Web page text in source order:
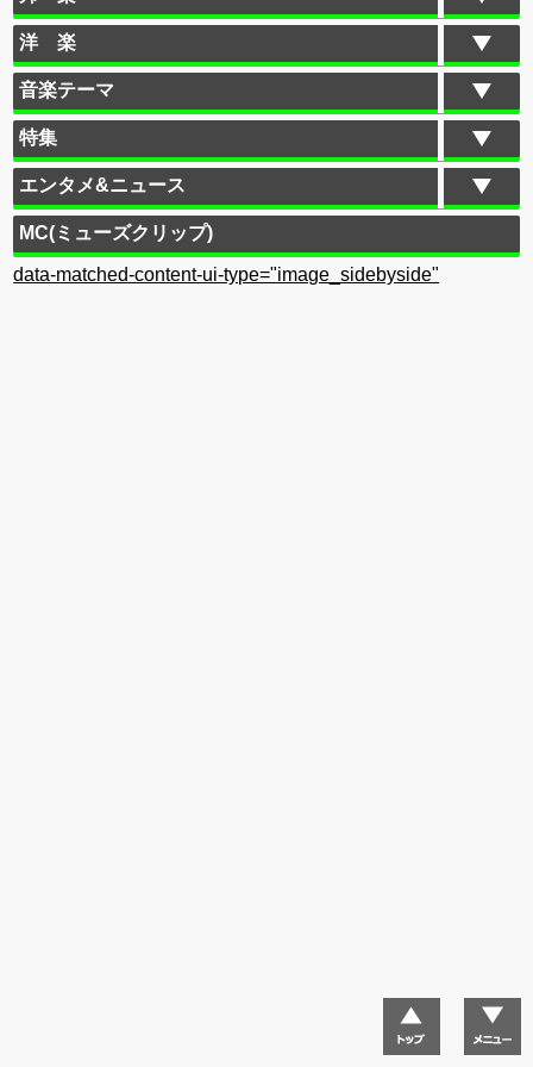
洋 楽
音楽テーマ
特集
エンタメ&ニュース
MC(ミューズクリップ)
data-matched-content-ui-type="image_sidebyside"